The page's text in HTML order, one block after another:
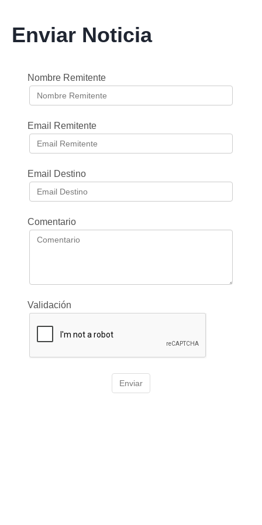
Enviar Noticia
Nombre Remitente
Email Remitente
Email Destino
Comentario
Validación